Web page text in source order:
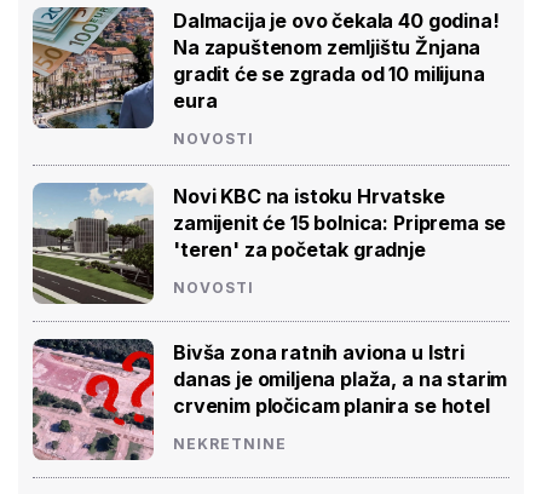
Dalmacija je ovo čekala 40 godina!
Na zapuštenom zemljištu Žnjana
gradit će se zgrada od 10 milijuna
eura
NOVOSTI
Novi KBC na istoku Hrvatske
zamijenit će 15 bolnica: Priprema se
'teren' za početak gradnje
NOVOSTI
Bivša zona ratnih aviona u Istri
danas je omiljena plaža, a na starim
crvenim pločicam planira se hotel
NEKRETNINE